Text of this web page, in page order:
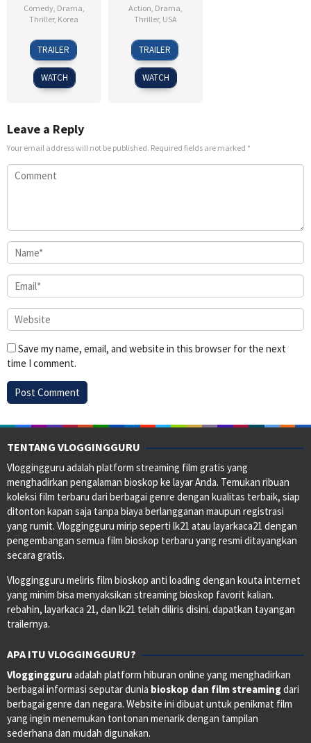
Comedy, Drama
Thriller, Korea
30
May
2019
Kim
Seong-
sik
TRAILER
WATCH
Action Drama
Thriller, USA
15
Jan
2021
Robert
Lorenz
TRAILER
WATCH
Leave a Reply
Your email address will not be published. Required fields are marked *
Save my name, email, and website in this browser for the next
time I comment.
TENTANG VLOGGINGGURU
Vloggingguru adalah platform streaming film gratis yang
menghadirkan pengalaman bioskop ke layar Anda. Temukan ribuan
koleksi film terbaru dari berbagai genre dengan kualitas terbaik, siap
ditonton kapan saja tanpa biaya berlangganan maupun registrasi
yang rumit. Vloggingguru mirip seperti lk21 atau layarkaca21 dengan
pengembangan semua film bioskop terbaru yang resmi ditayangkan
secara gratis.
Vloggingguru meliris film bioskop anti loading dengan kouta internet
yang minim bisa menyaksikan streaming bioskop favorit kalian.
rebahin, layarkaca 21, dan lk21 telah diliris disini. dapatkan tayangan
trailernya.
APA ITU VLOGGINGGURU?
Vloggingguru adalah platform hiburan online yang menghadirkan
berbagai informasi seputar dunia bioskop dan film streamingdari
berbagai genre dan negara. Website ini dibuat untuk penikmat film
yang ingin menemukan tontonan menarik dengan tampilan
sederhana dan mudah digunakan.